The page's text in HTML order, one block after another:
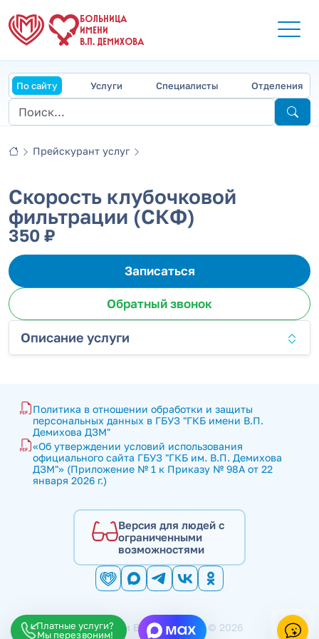
БОЛЬНИЦА
ИМЕНИ
В.П. ДЕМИХОВА
По сайту Услуги Специалисты Отделения
Прейскурант услуг
Скорость клубочковой
фильтрации (СКФ)
350 ₽
Записаться
Обратный звонок
Описание услуги
Политика в отношении обработки и защиты
персональных данных в ГБУЗ "ГКБ имени В.П.
Демихова ДЗМ"
«Об утверждении условий использования
официального сайта ГБУЗ "ГКБ им. В.П. Демихова
ДЗМ"» (Приложение № 1 к Приказу № 98А от 22
января 2026 г.)
Версия для людей с
ограниченными
возможностями
ГКБ имени В.П. Демихова © 2026
Платные услуги?
Мы перезвоним!